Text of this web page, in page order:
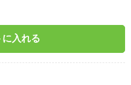
に入れる